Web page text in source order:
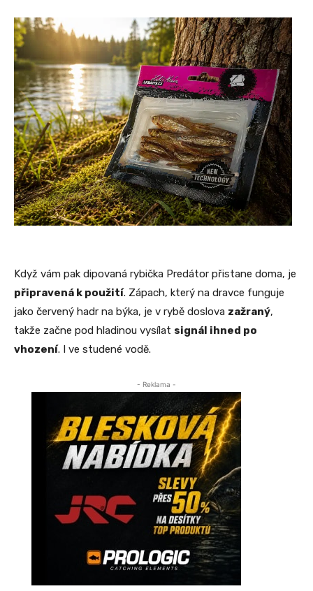
Když vám pak dipovaná rybička Predátor přistane doma, je
připravená k použití. Zápach, který na dravce funguje
jako červený hadr na býka, je v rybě doslova zažraný,
takže začne pod hladinou vysílat signál ihned po
vhození. I ve studené vodě.
- Reklama -